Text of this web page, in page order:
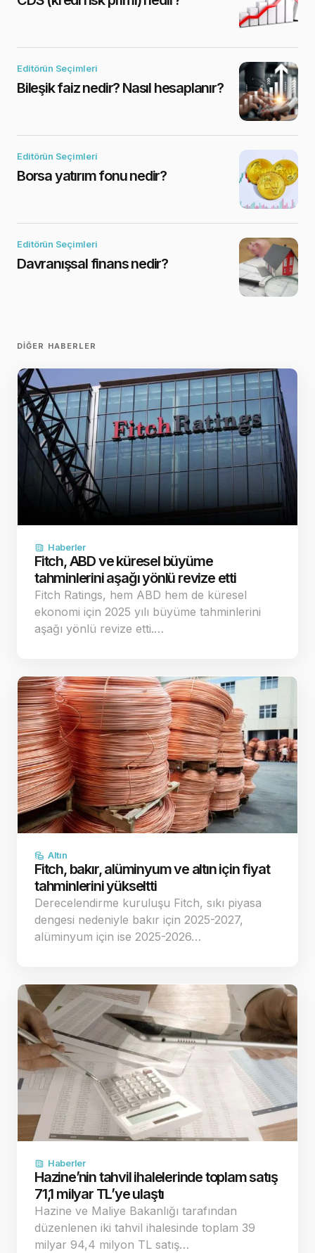
Editörün Seçimleri
Bileşik faiz nedir? Nasıl hesaplanır?
Editörün Seçimleri
Borsa yatırım fonu nedir?
Editörün Seçimleri
Davranışsal finans nedir?
DIĞER HABERLER
Haberler
Fitch, ABD ve küresel büyüme
tahminlerini aşağı yönlü revize etti
Fitch Ratings, hem ABD hem de küresel
ekonomi için 2025 yılı büyüme tahminlerini
aşağı yönlü revize etti.…
Altın
Fitch, bakır, alüminyum ve altın için fiyat
tahminlerini yükseltti
Derecelendirme kuruluşu Fitch, sıkı piyasa
dengesi nedeniyle bakır için 2025-2027,
alüminyum için ise 2025-2026…
Haberler
Hazine’nin tahvil ihalelerinde toplam satış
71,1 milyar TL’ye ulaştı
Hazine ve Maliye Bakanlığı tarafından
düzenlenen iki tahvil ihalesinde toplam 39
milyar 94,4 milyon TL satış…